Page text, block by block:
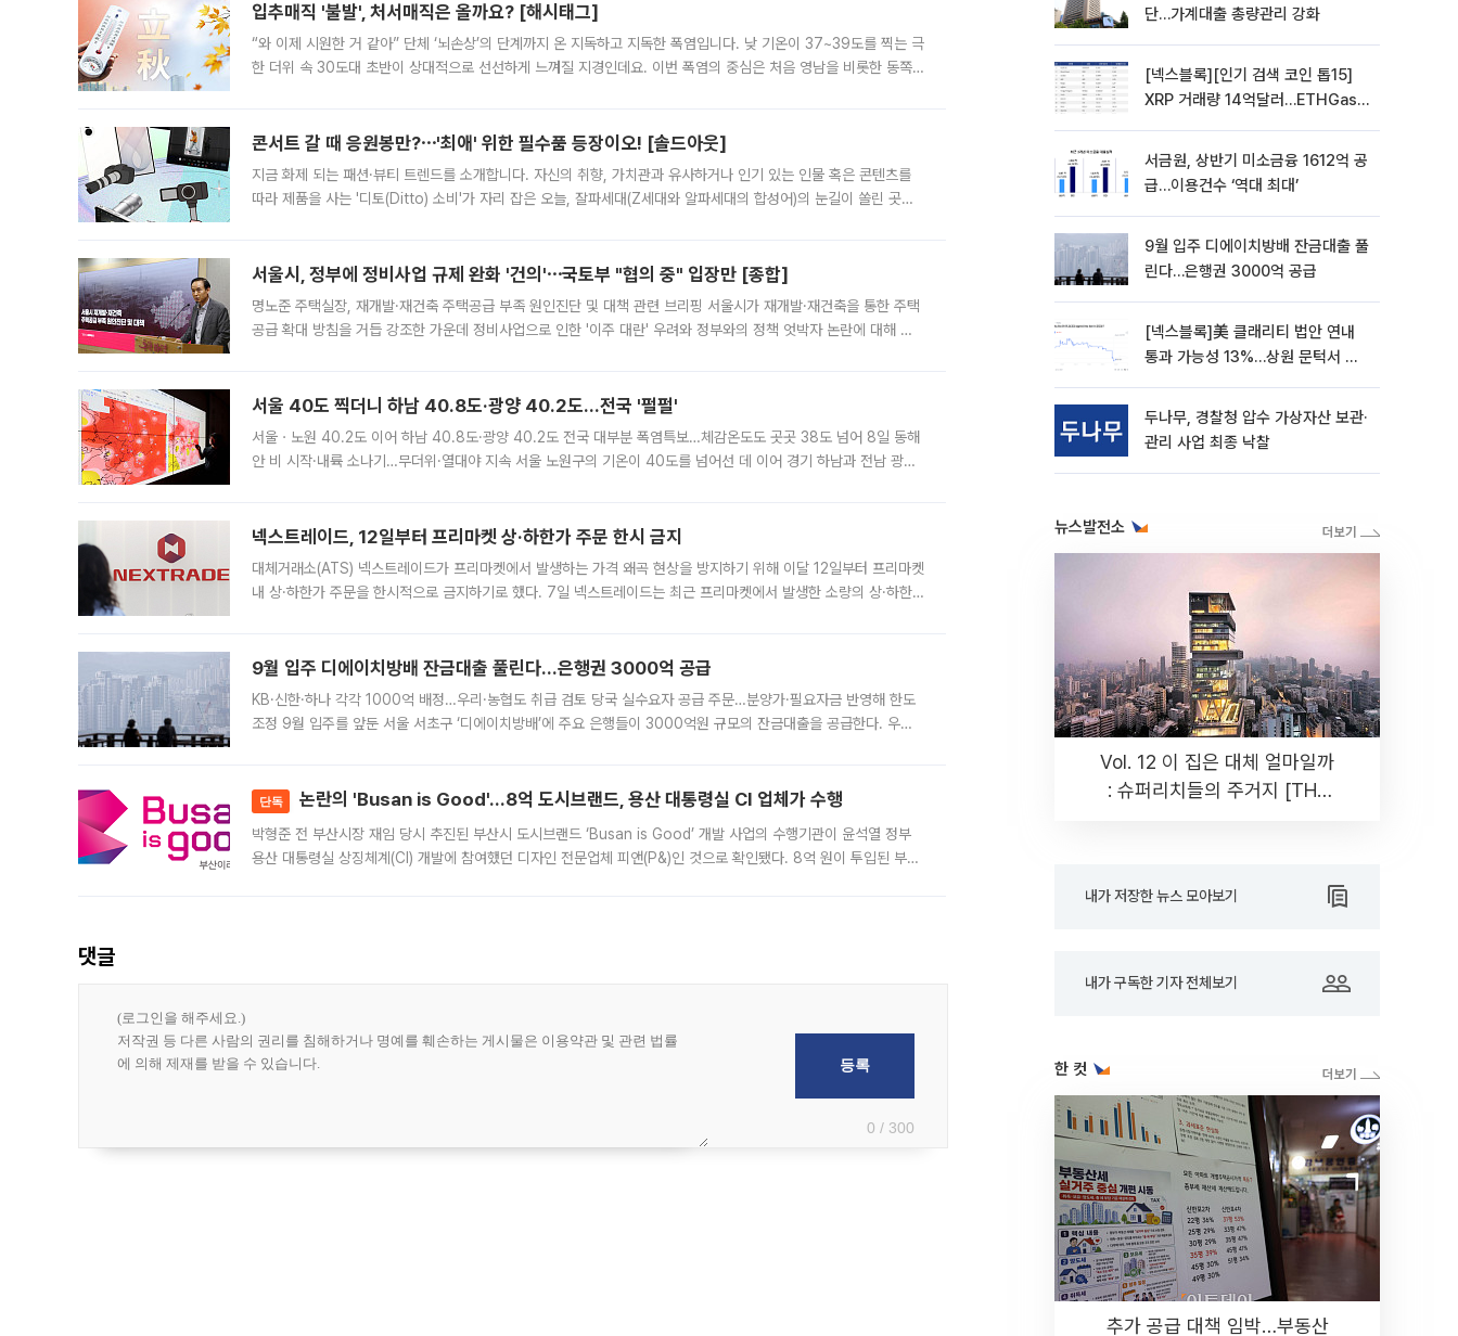
입추매직 '불발', 처서매직은 올까요? [해시태그]
“와 이제 시원한 거 같아” 단체 ‘뇌손상’의 단계까지 온 지독하고 지독한 폭염입니다. 낮 기온이 37~39도를 찍는 극
한 더위 속 30도대 초반이 상대적으로 선선하게 느껴질 지경인데요. 이번 폭염의 중심은 처음 영남을 비롯한 동쪽
콘서트 갈 때 응원봉만?⋯'최애' 위한 필수품 등장이오! [솔드아웃]
지금 화제 되는 패션·뷰티 트렌드를 소개합니다. 자신의 취향, 가치관과 유사하거나 인기 있는 인물 혹은 콘텐츠를
따라 제품을 사는 '디토(Ditto) 소비'가 자리 잡은 오늘, 잘파세대(Z세대와 알파세대의 합성어)의 눈길이 쏠린 곳은
서울시, 정부에 정비사업 규제 완화 '건의'⋯국토부 "협의 중" 입장만 [종합]
명노준 주택실장, 재개발·재건축 주택공급 부족 원인진단 및 대책 관련 브리핑 서울시가 재개발·재건축을 통한 주택
공급 확대 방침을 거듭 강조한 가운데 정비사업으로 인한 '이주 대란' 우려와 정부와의 정책 엇박자 논란에 대해 정
서울 40도 찍더니 하남 40.8도·광양 40.2도…전국 '펄펄'
서울ㆍ노원 40.2도 이어 하남 40.8도·광양 40.2도 전국 대부분 폭염특보…체감온도도 곳곳 38도 넘어 8일 동해
안 비 시작·내륙 소나기…무더위·열대야 지속 서울 노원구의 기온이 40도를 넘어선 데 이어 경기 하남과 전남 광양
넥스트레이드, 12일부터 프리마켓 상·하한가 주문 한시 금지
대체거래소(ATS) 넥스트레이드가 프리마켓에서 발생하는 가격 왜곡 현상을 방지하기 위해 이달 12일부터 프리마켓
내 상·하한가 주문을 한시적으로 금지하기로 했다. 7일 넥스트레이드는 최근 프리마켓에서 발생한 소량의 상·하한
9월 입주 디에이치방배 잔금대출 풀린다…은행권 3000억 공급
KB·신한·하나 각각 1000억 배정…우리·농협도 취급 검토 당국 실수요자 공급 주문…분양가·필요자금 반영해 한도
조정 9월 입주를 앞둔 서울 서초구 ‘디에이치방배’에 주요 은행들이 3000억원 규모의 잔금대출을 공급한다. 우리
단독 논란의 'Busan is Good'…8억 도시브랜드, 용산 대통령실 CI 업체가 수행
박형준 전 부산시장 재임 당시 추진된 부산시 도시브랜드 ‘Busan is Good’ 개발 사업의 수행기관이 윤석열 정부
용산 대통령실 상징체계(CI) 개발에 참여했던 디자인 전문업체 피앤(P&)인 것으로 확인됐다. 8억 원이 투입된 부산
댓글
0 / 300
단…가계대출 총량관리 강화
[넥스블록][인기 검색 코인 톱15]
XRP 거래량 14억달러…ETHGas
서금원, 상반기 미소금융 1612억 공
급…이용건수 ‘역대 최대’
9월 입주 디에이치방배 잔금대출 풀
린다…은행권 3000억 공급
[넥스블록]美 클래리티 법안 연내
통과 가능성 13%…상원 문턱서 제
두나무, 경찰청 압수 가상자산 보관·
관리 사업 최종 낙찰
뉴스발전소
Vol. 12 이 집은 대체 얼마일까
: 슈퍼리치들의 주거지 [THE
내가 저장한 뉴스 모아보기
내가 구독한 기자 전체보기
한 컷
추가 공급 대책 임박…부동산